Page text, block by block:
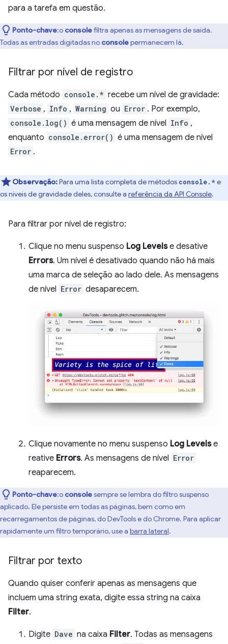
para a tarefa em questão.
Ponto-chave:o consolefiltra apenas as mensagens de saída.
Todas as entradas digitadas no consolepermanecem lá.
Filtrar por nível de registro
Cada método console.* recebe um nível de gravidade:
Verbose , Info , Warning ou Error . Por exemplo,
console.log() é uma mensagem de nível Info ,
enquanto console.error() é uma mensagem de nível
Error .
Observação:Para uma lista completa de métodos console.* e
os níveis de gravidade deles, consulte a referência da API Console.
Para filtrar por nível de registro:
Clique no menu suspenso Log Levelse desative
Errors. Um nível é desativado quando não há mais
uma marca de seleção ao lado dele. As mensagens
de nível Error desaparecem.
Clique novamente no menu suspenso Log Levelse
reative Errors. As mensagens de nível Error
reaparecem.
Ponto-chave:o consolesempre se lembra do filtro suspenso
aplicado. Ele persiste em todas as páginas, bem como em
recarregamentos de páginas, do DevTools e do Chrome. Para aplicar
rapidamente um filtro temporário, use a barra lateral.
Filtrar por texto
Quando quiser conferir apenas as mensagens que
incluem uma string exata, digite essa string na caixa
Filter.
Digite Dave na caixa Filter. Todas as mensagens